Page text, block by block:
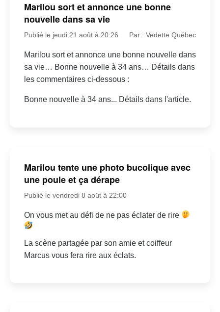
Marilou sort et annonce une bonne
nouvelle dans sa vie
Publié le jeudi 21 août à 20:26 Par : Vedette Québec
Marilou sort et annonce une bonne nouvelle dans
sa vie… Bonne nouvelle à 34 ans… Détails dans
les commentaires ci-dessous :
Bonne nouvelle à 34 ans... Détails dans l'article.
Marilou tente une photo bucolique avec
une poule et ça dérape
Publié le vendredi 8 août à 22:00
On vous met au défi de ne pas éclater de rire
La scène partagée par son amie et coiffeur
Marcus vous fera rire aux éclats.